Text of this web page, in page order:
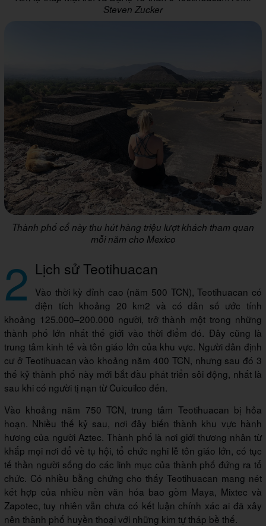
Steven Zucker
Thành phố cổ này thu hút hàng triệu lượt khách tham quan
mỗi năm cho Mexico
2 Lịch sử Teotihuacan
Vào thời kỳ đỉnh cao (năm 500 TCN), Teotihuacan có
diện tích khoảng 20 km2 và có dân số ước tính
khoảng 125.000–200.000 người, trở thành một trong những
thành phố lớn nhất thế giới vào thời điểm đó. Đây cũng là
trung tâm kinh tế và tôn giáo lớn của khu vực. Người dân định
cư ở Teotihuacan vào khoảng năm 400 TCN, nhưng sau đó 3
thế kỷ thành phố này mới bắt đầu phát triển sôi động, nhất là
sau khi có người tị nạn từ Cuicuilco đến.
Vào khoảng năm 750 TCN, trung tâm Teotihuacan bị hỏa
hoạn. Nhiều thế kỷ sau, nơi đây biến thành khu vực hành
hương của người Aztec. Thành phố là nơi giới thương nhân từ
khắp mọi nơi đổ về tụ hội, tổ chức nghi lễ tôn giáo lớn, có tục
tế thần người sống do các linh mục của thành phố đứng ra tổ
chức. Có nhiều bằng chứng cho thấy Teotihuacan mang nét
kết hợp của nhiều nền văn hóa bao gồm Maya, Mixtec và
Zapotec, tuy nhiên vẫn chưa có kết luận chính xác ai đã xây
nên thành phố huyền thoại với những kim tự tháp bề thế.